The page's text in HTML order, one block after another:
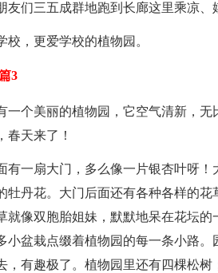
友们三五成群地跑到长廊这里乘凉
校，更爱学校的植物园。
3
一个美丽的植物园，它空气清新，
春天来了！
有一扇大门，多么像一片银杏叶呀
牡丹花。大门后面还有各种各样的
就像双胞胎姐妹，默默地呆在花坛
小盆栽点缀着植物园的每一条小路
，有趣极了。植物园里还有四棵松